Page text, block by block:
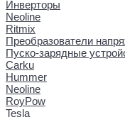
Инверторы
Neoline
Ritmix
Преобразователи
Пуско-зарядные
Carku
Hummer
Neoline
RoyPow
Tesla